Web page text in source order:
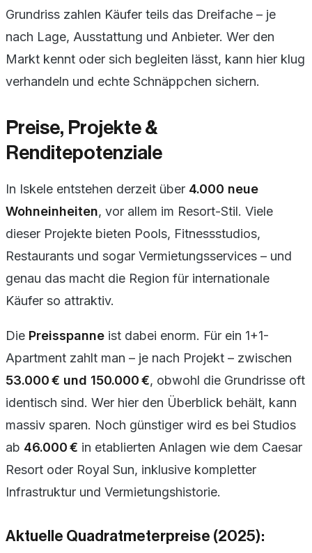
Grundriss zahlen Käufer teils das Dreifache – je
nach Lage, Ausstattung und Anbieter. Wer den
Markt kennt oder sich begleiten lässt, kann hier klug
verhandeln und echte Schnäppchen sichern.
Preise, Projekte &
Renditepotenziale
In Iskele entstehen derzeit über 4.000 neue
Wohneinheiten, vor allem im Resort-Stil. Viele
dieser Projekte bieten Pools, Fitnessstudios,
Restaurants und sogar Vermietungsservices – und
genau das macht die Region für internationale
Käufer so attraktiv.
Die Preisspanne ist dabei enorm. Für ein 1+1-
Apartment zahlt man – je nach Projekt – zwischen
53.000 € und 150.000 €, obwohl die Grundrisse oft
identisch sind. Wer hier den Überblick behält, kann
massiv sparen. Noch günstiger wird es bei Studios
ab 46.000 € in etablierten Anlagen wie dem Caesar
Resort oder Royal Sun, inklusive kompletter
Infrastruktur und Vermietungshistorie.
Aktuelle Quadratmeterpreise (2025):